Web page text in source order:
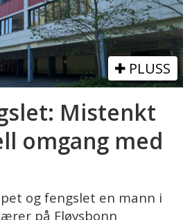
PLUSS
Mistenkt
omgang med
og fengslet en mann i
på Fløysbonn